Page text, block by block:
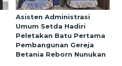
Asisten Administrasi
Umum Setda Hadiri
Peletakan Batu Pertama
Pembangunan Gereja
Betania Reborn Nunukan